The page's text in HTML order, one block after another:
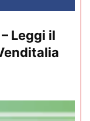
Leggi il